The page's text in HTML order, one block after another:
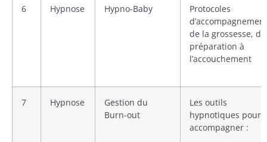
6 Hypnose Hypno-Baby
Protocoles
d’accompagnement
de la grossesse,
préparation à
l’accouchement
7 Hypnose
Gestion du
Burn-out
Les outils
hypnotiques pour
accompagner :